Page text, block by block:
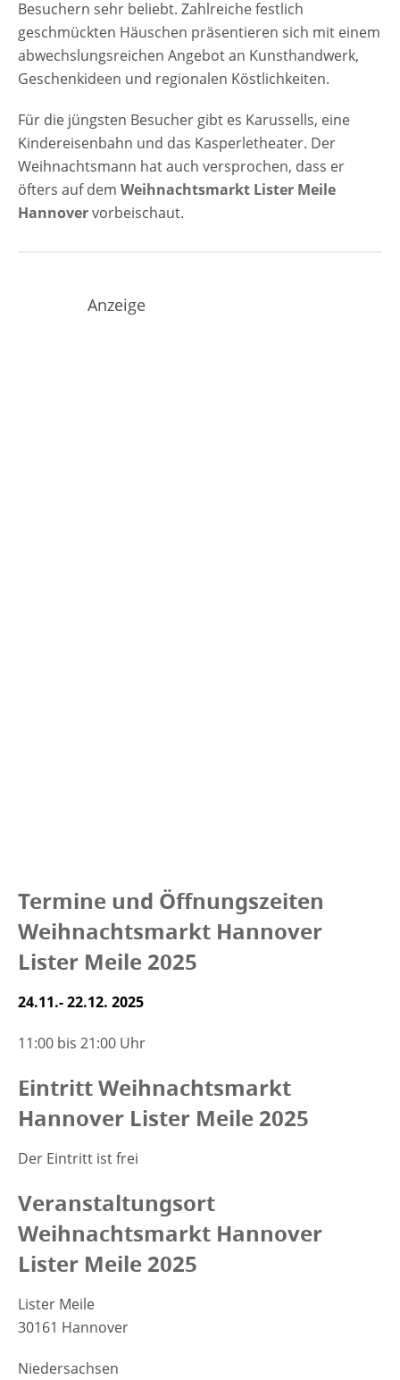
Besuchern sehr beliebt. Zahlreiche festlich
geschmückten Häuschen präsentieren sich mit einem
abwechslungsreichen Angebot an Kunsthandwerk,
Geschenkideen und regionalen Köstlichkeiten.
Für die jüngsten Besucher gibt es Karussells, eine
Kindereisenbahn und das Kasperletheater. Der
Weihnachtsmann hat auch versprochen, dass er
öfters auf dem Weihnachtsmarkt Lister Meile
Hannovervorbeischaut.
Anzeige
Termine und Öffnungszeiten
Weihnachtsmarkt Hannover
Lister Meile 2025
24.11.- 22.12. 2025
11:00 bis 21:00 Uhr
Eintritt Weihnachtsmarkt
Hannover Lister Meile 2025
Der Eintritt ist frei
Veranstaltungsort
Weihnachtsmarkt Hannover
Lister Meile 2025
Lister Meile
30161 Hannover
Niedersachsen